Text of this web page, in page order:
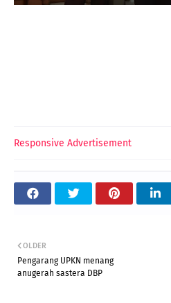
Responsive Advertisement
OLDER
Pengarang UPKN menang
anugerah sastera DBP